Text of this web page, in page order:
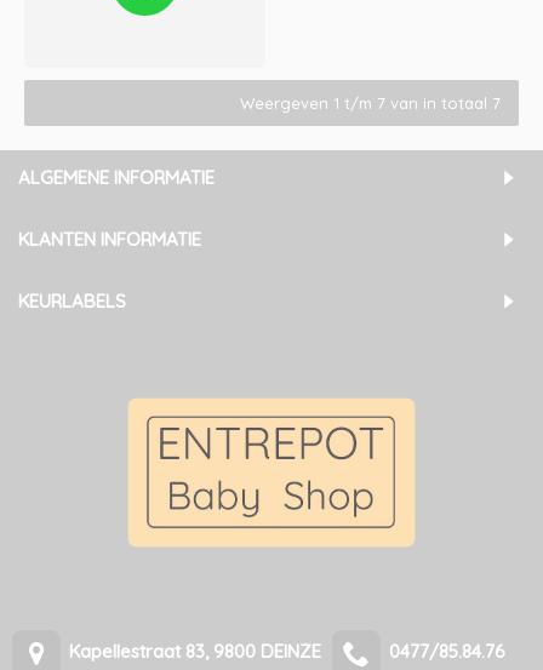
Weergeven 1 t/m 7 van in totaal 7
ALGEMENE INFORMATIE
KLANTEN INFORMATIE
KEURLABELS
Kapellestraat 83, 9800 DEINZE 0477/85.84.76